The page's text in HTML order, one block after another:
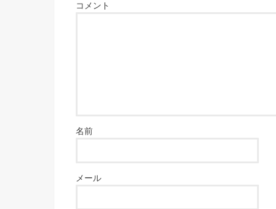
コメント
名前
メール